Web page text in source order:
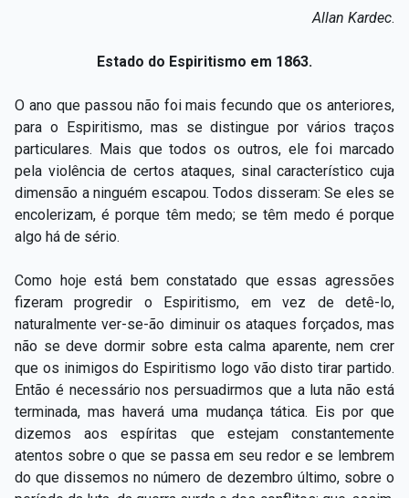
Allan Kardec.
Estado do Espiritismo em 1863.
O ano que passou não foi mais fecundo que os anteriores,
para o Espiritismo, mas se distingue por vários traços
particulares. Mais que todos os outros, ele foi marcado
pela violência de certos ataques, sinal característico cuja
dimensão a ninguém escapou. Todos disseram: Se eles se
encolerizam, é porque têm medo; se têm medo é porque
algo há de sério.
Como hoje está bem constatado que essas agressões
fizeram progredir o Espiritismo, em vez de detê-lo,
naturalmente ver-se-ão diminuir os ataques forçados, mas
não se deve dormir sobre esta calma aparente, nem crer
que os inimigos do Espiritismo logo vão disto tirar partido.
Então é necessário nos persuadirmos que a luta não está
terminada, mas haverá uma mudança tática. Eis por que
dizemos aos espíritas que estejam constantemente
atentos sobre o que se passa em seu redor e se lembrem
do que dissemos no número de dezembro último, sobre o